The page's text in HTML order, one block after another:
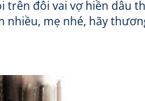
trên đôi vai vợ hiền dâu
nhiều, mẹ nhé, hãy